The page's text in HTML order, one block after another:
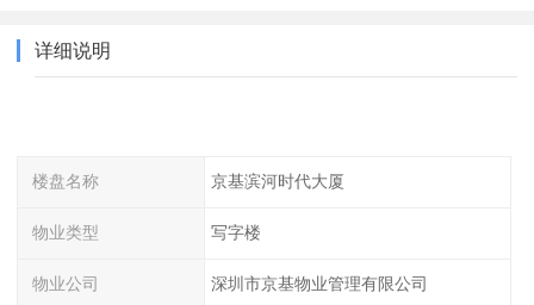
详细说明
楼盘名称 京基滨河时代大厦
物业类型 写字楼
物业公司 深圳市京基物业管理有限公司